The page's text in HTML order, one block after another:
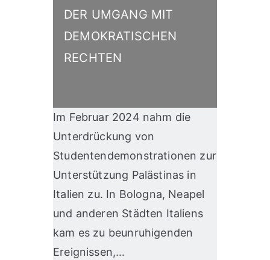
DER UMGANG MIT
DEMOKRATISCHEN
RECHTEN
Im Februar 2024 nahm die
Unterdrückung von
Studentendemonstrationen zur
Unterstützung Palästinas in
Italien zu. In Bologna, Neapel
und anderen Städten Italiens
kam es zu beunruhigenden
Ereignissen,…